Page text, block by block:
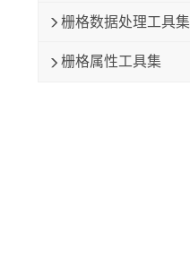
栅格数据处理工具集
栅格属性工具集